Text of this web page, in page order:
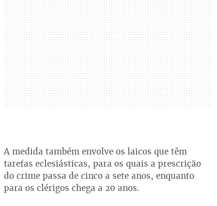
A medida também envolve os laicos que têm
tarefas eclesiásticas, para os quais a prescrição
do crime passa de cinco a sete anos, enquanto
para os clérigos chega a 20 anos.